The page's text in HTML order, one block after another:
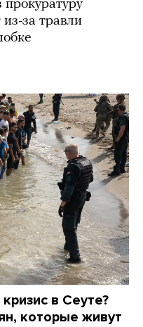
прокуратуру
за травли
в Сеуте?
которые живут